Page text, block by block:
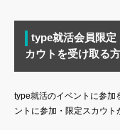
type就活会員限定
カウトを受け取る
type就活のイベントに参加
ントに参加・限定スカウト